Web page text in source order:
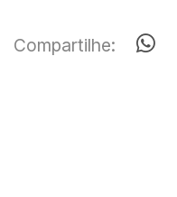
Compartilhe: